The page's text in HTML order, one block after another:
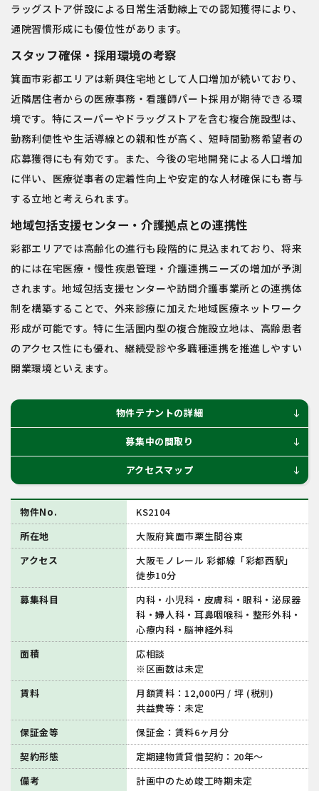
ラッグストア併設による日常生活動線上での認知獲得により、
通院習慣形成にも優位性があります。
スタッフ確保・採用環境の考察
箕面市彩都エリアは新興住宅地として人口増加が続いており、
近隣居住者からの医療事務・看護師パート採用が期待できる環
境です。特にスーパーやドラッグストアを含む複合施設型は、
勤務利便性や生活導線との親和性が高く、短時間勤務希望者の
応募獲得にも有効です。また、今後の宅地開発による人口増加
に伴い、医療従事者の定着性向上や安定的な人材確保にも寄与
する立地と考えられます。
地域包括支援センター・介護拠点との連携性
彩都エリアでは高齢化の進行も段階的に見込まれており、将来
的には在宅医療・慢性疾患管理・介護連携ニーズの増加が予測
されます。地域包括支援センターや訪問介護事業所との連携体
制を構築することで、外来診療に加えた地域医療ネットワーク
形成が可能です。特に生活圏内型の複合施設立地は、高齢患者
のアクセス性にも優れ、継続受診や多職種連携を推進しやすい
開業環境といえます。
物件テナントの詳細 south
募集中の間取り south
アクセスマップ south
物件No.
KS2104
所在地
大阪府箕面市栗生間谷東
アクセス
大阪モノレール 彩都線「彩都西駅」
徒歩10分
募集科目
内科・小児科・皮膚科・眼科・泌尿器
科・婦人科・耳鼻咽喉科・整形外科・
心療内科・脳神経外科
面積
応相談
※区画数は未定
賃料
月額賃料：12,000円 / 坪 (税別)
共益費等：未定
保証金等
保証金：賃料6ヶ月分
契約形態
定期建物賃貸借契約：20年～
備考
計画中のため竣工時期未定